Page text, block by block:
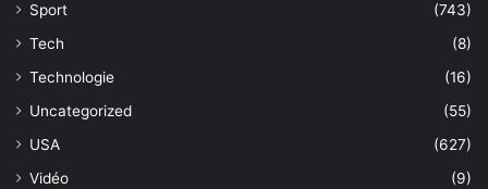
Sport
(743)
Tech
(8)
Technologie
(16)
Uncategorized
(55)
USA
(627)
Vidéo
(9)